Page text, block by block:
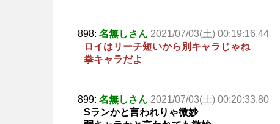
898: 名無しさん 2021/07/03(土) 00:19:16.44
ロイはリーチ短いから別キャラじゃね
拳キャラだよ
899: 名無しさん 2021/07/03(土) 00:20:33.80
Sランかと言われりゃ微妙